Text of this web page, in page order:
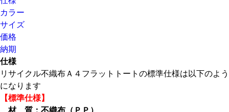
カラー
サイズ
価格
納期
仕様
リサイクル不織布Ａ４フラットトートの標準仕様は以下のよう
になります
【標準仕様】
材 質：不織布（ＰＰ）